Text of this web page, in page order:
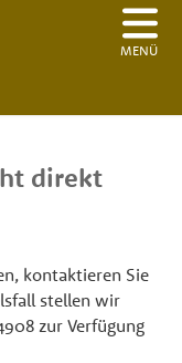
MENÜ
direkt
kontaktieren Sie
stellen wir
zur Verfügung